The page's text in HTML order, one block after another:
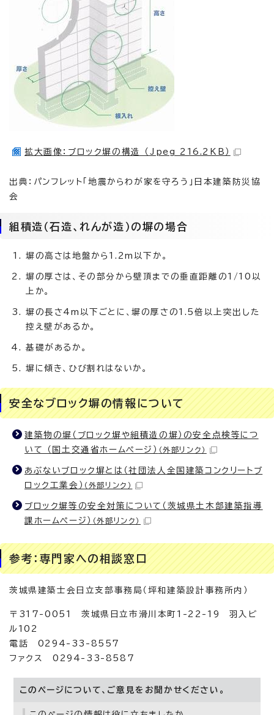
拡大画像：ブロック塀の構造 （Jpeg 216.2KB）
出典：パンフレット「地震からわが家を守ろう」日本建築防災協
会
組積造（石造、れんが造）の塀の場合
塀の高さは地盤から1.2m以下か。
塀の厚さは、その部分から壁頂までの垂直距離の1/10以
上か。
塀の長さ4m以下ごとに、塀の厚さの1.5倍以上突出した
控え壁があるか。
基礎があるか。
塀に傾き、ひび割れはないか。
安全なブロック塀の情報について
建築物の塀（ブロック塀や組積造の塀）の安全点検等につ
いて （国土交通省ホームページ） （外部リンク）
あぶないブロック塀とは（社団法人全国建築コンクリートブ
ロック工業会） （外部リンク）
ブロック塀等の安全対策について（茨城県土木部建築指導
課ホームページ） （外部リンク）
参考：専門家への相談窓口
茨城県建築士会日立支部事務局（坪和建築設計事務所内）
〒317-0051 茨城県日立市滑川本町1-22-19 羽入ビ
ル102
電話 0294-33-8557
ファクス 0294-33-8587
このページについて、ご意見をお聞かせください。